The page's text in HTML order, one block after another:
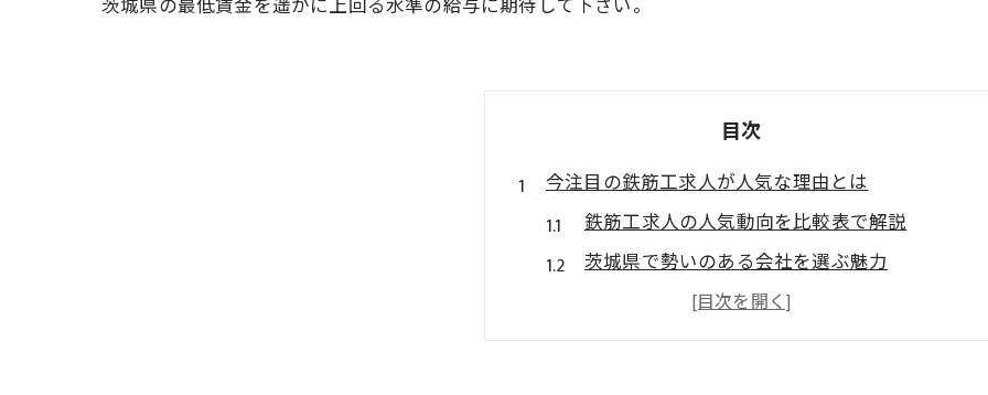
茨城県の最低賃金を遥かに上回る水準の給与に期待して下さい。
目次
今注目の鉄筋工求人が人気な理由とは
鉄筋工求人の人気動向を比較表で解説
茨城県で勢いのある会社を選ぶ魅力
転職希望者が鉄筋工を選ぶ理由